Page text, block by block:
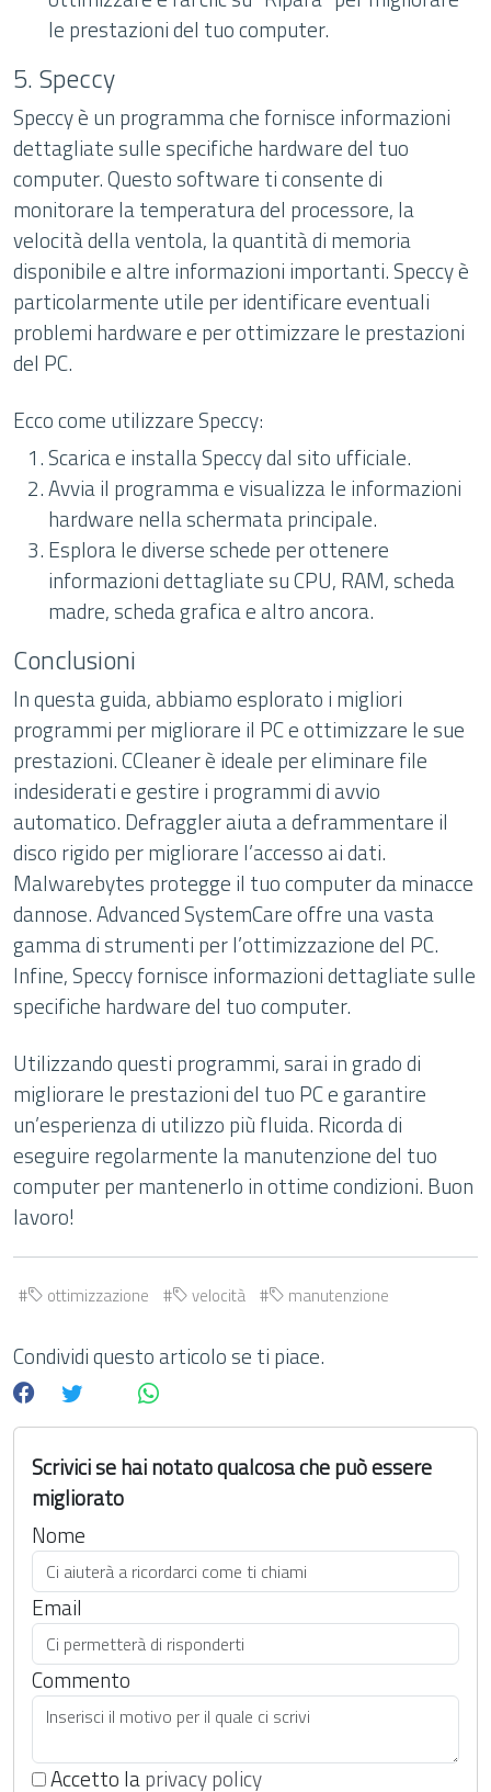
le prestazioni del tuo computer.
5. Speccy
Speccy è un programma che fornisce informazioni
dettagliate sulle specifiche hardware del tuo
computer. Questo software ti consente di
monitorare la temperatura del processore, la
velocità della ventola, la quantità di memoria
disponibile e altre informazioni importanti. Speccy è
particolarmente utile per identificare eventuali
problemi hardware e per ottimizzare le prestazioni
del PC.
Ecco come utilizzare Speccy:
Scarica e installa Speccy dal sito ufficiale.
Avvia il programma e visualizza le informazioni
hardware nella schermata principale.
Esplora le diverse schede per ottenere
informazioni dettagliate su CPU, RAM, scheda
madre, scheda grafica e altro ancora.
Conclusioni
In questa guida, abbiamo esplorato i migliori
programmi per migliorare il PC e ottimizzare le sue
prestazioni. CCleaner è ideale per eliminare file
indesiderati e gestire i programmi di avvio
automatico. Defraggler aiuta a deframmentare il
disco rigido per migliorare l’accesso ai dati.
Malwarebytes protegge il tuo computer da minacce
dannose. Advanced SystemCare offre una vasta
gamma di strumenti per l’ottimizzazione del PC.
Infine, Speccy fornisce informazioni dettagliate sulle
specifiche hardware del tuo computer.
Utilizzando questi programmi, sarai in grado di
migliorare le prestazioni del tuo PC e garantire
un’esperienza di utilizzo più fluida. Ricorda di
eseguire regolarmente la manutenzione del tuo
computer per mantenerlo in ottime condizioni. Buon
lavoro!
ottimizzazione velocità manutenzione
Condividi questo articolo se ti piace.
Scrivici se hai notato qualcosa che può essere
migliorato
Nome
Email
Commento
Accetto laprivacy policy